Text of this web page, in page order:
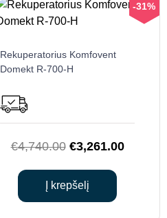
-31%
Rekuperatorius Komfovent
Domekt R-700-H
€4,740.00 Original
was:
€4,740.00.
€3,261.00Current
Į krepšelį